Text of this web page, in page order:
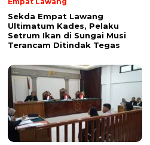
Sekda Empat Lawang
Ultimatum Kades, Pelaku
Setrum Ikan di Sungai Musi
Terancam Ditindak Tegas